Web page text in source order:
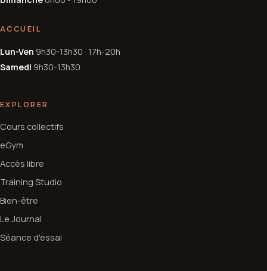
ACCUEIL
Lun-Ven 9h30-13h30 · 17h-20h
Samedi 9h30-13h30
EXPLORER
Cours collectifs
eGym
Accès libre
Training Studio
Bien-être
Le Journal
Séance d'essai